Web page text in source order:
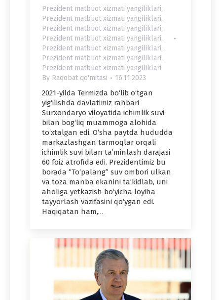
Prezident matbuot xizmati yangiliklari,
Prezident matbuot xizmati yangiliklari,
Prezident matbuot xizmati yangiliklari,
Prezident matbuot xizmati yangiliklari,
Prezident matbuot xizmati yangiliklari,
Prezident matbuot xizmati yangiliklari,
Prezident matbuot xizmati yangiliklari
By Raqobat qo'mitasi 16.11.2023
2021-yilda Termizda bo‘lib o‘tgan
yig‘ilishda davlatimiz rahbari
Surxondaryo viloyatida ichimlik suvi
bilan bog‘liq muammoga alohida
to‘xtalgan edi. O‘sha paytda hududda
markazlashgan tarmoqlar orqali
ichimlik suvi bilan ta’minlash darajasi
60 foiz atrofida edi. Prezidentimiz bu
borada “To‘palang” suv ombori ulkan
va toza manba ekanini ta’kidlab, uni
aholiga yetkazish bo‘yicha loyiha
tayyorlash vazifasini qo‘ygan edi.
Haqiqatan ham,…